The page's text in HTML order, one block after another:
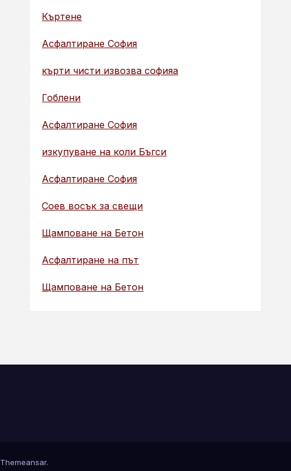
Къртене
Асфалтиране София
кърти чисти извозва софияа
Гоблени
Асфалтиране София
изкупуване на коли Бъгси
Асфалтиране София
Соев восък за свещи
Щамповане на Бетон
Асфалтиране на път
Щамповане на Бетон
Themeansar.